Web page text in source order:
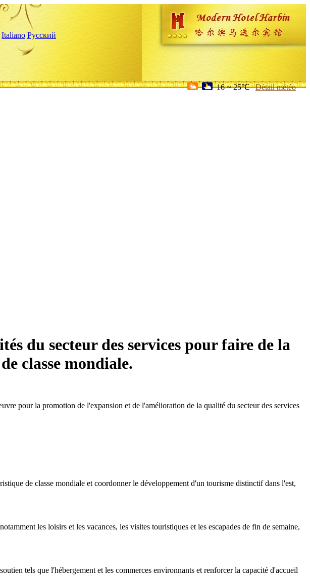
Italiano Русский
16 ~ 25℃ Détail météo
du secteur des services pour faire de la
classe mondiale.
pour la promotion de l'expansion et de l'amélioration de la qualité du secteur des services
de classe mondiale et coordonner le développement d'un tourisme distinctif dans l'est,
les loisirs et les vacances, les visites touristiques et les escapades de fin de semaine,
tels que l'hébergement et les commerces environnants et renforcer la capacité d'accueil